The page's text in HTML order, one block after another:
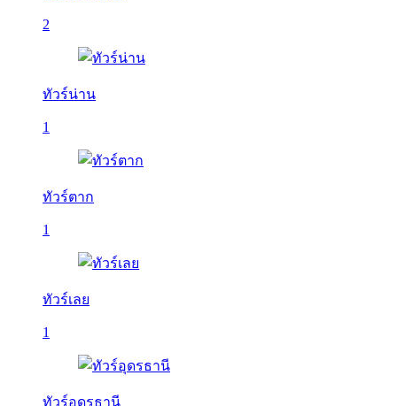
2
ทัวร์น่าน
1
ทัวร์ตาก
1
ทัวร์เลย
1
ทัวร์อุดรธานี